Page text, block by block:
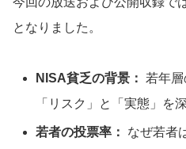
となりました。
NISA貧乏の背景：
若年
「リスク」と「実態」を
若者の投票率：
なぜ若者